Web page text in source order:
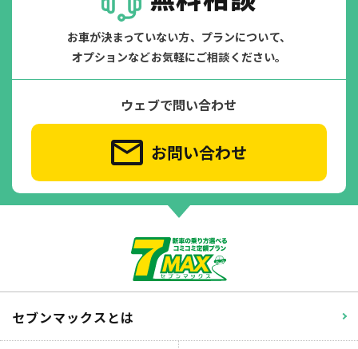
お車が決まっていない方、プランについて、
オプションなどお気軽にご相談ください。
ウェブで問い合わせ
お問い合わせ
セブンマックスとは